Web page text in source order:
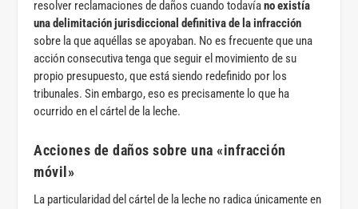
resolver reclamaciones de daños cuando todavíano existía
una delimitación jurisdiccional definitiva de la infracción
sobre la que aquéllas se apoyaban. No es frecuente que una
acción consecutiva tenga que seguir el movimiento de su
propio presupuesto, que está siendo redefinido por los
tribunales. Sin embargo, eso es precisamente lo que ha
ocurrido en el cártel de la leche.
Acciones de daños sobre una «infracción
móvil»
La particularidad del cártel de la leche no radica únicamente en